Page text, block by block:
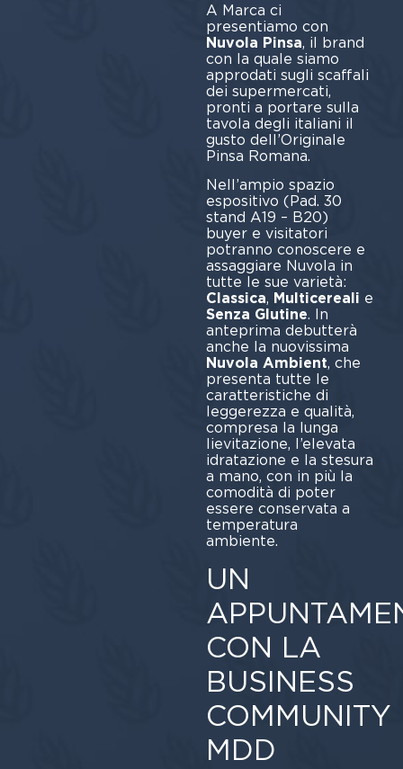
A Marca ci
presentiamo con
Nuvola Pinsa, il brand
con la quale siamo
approdati sugli scaffali
dei supermercati,
pronti a portare sulla
tavola degli italiani il
gusto dell’Originale
Pinsa Romana.
Nell’ampio spazio
espositivo (Pad. 30
stand A19 – B20)
buyer e visitatori
potranno conoscere e
assaggiare Nuvola in
tutte le sue varietà:
Classica, Multicereali e
Senza Glutine. In
anteprima debutterà
anche la nuovissima
Nuvola Ambient, che
presenta tutte le
caratteristiche di
leggerezza e qualità,
compresa la lunga
lievitazione, l’elevata
idratazione e la stesura
a mano, con in più la
comodità di poter
essere conservata a
temperatura
ambiente.
UN
CON LA
BUSINESS
COMMUNITY
MDD